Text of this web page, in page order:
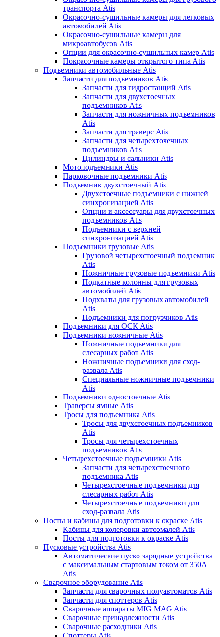
транспорта Atis
Окрасочно-сушильные камеры для легковых
автомобилей Atis
Окрасочно-сушильные камеры для
микроавтобусов Atis
Опции для окрасочно-сушильных камер Atis
Покрасочные камеры открытого типа Atis
Подъемники автомобильные Atis
Запчасти для подъемников Atis
Запчасти для гидростанций Atis
Запчасти для двухстоечных
подъемников Atis
Запчасти для ножничных подъемников
Atis
Запчасти для траверс Atis
Запчасти для четырехточечных
подъемников Atis
Цилиндры и сальники Atis
Мотоподъемники Atis
Парковочные подъемники Atis
Подъемник двухстоечный Atis
Двухстоечные подъемники с нижней
синхронизацией Atis
Опции и аксессуары для двухстоечных
подъемников Atis
Подъемники с верхней
синхронизацией Atis
Подъемники грузовые Atis
Грузовой четырехстоечный подъемник
Atis
Ножничные грузовые подъемники Atis
Подкатные колонны для грузовых
автомобилей Atis
Подхваты для грузовых автомобилей
Atis
Подъемники для погрузчиков Atis
Подъемники для ОСК Atis
Подъемники ножничные Atis
Ножничные подъемники для
слесарных работ Atis
Ножничные подъемники для сход-
развала Atis
Специальные ножничные подъемники
Atis
Подъемники одностоечные Atis
Траверсы ямные Atis
Тросы для подъемника Atis
Тросы для двухстоечных подъемников
Atis
Тросы для четырехстоечных
подъемников Atis
Четырехстоечные подъемники Atis
Запчасти для четырехстоечного
подъемника Atis
Четырехстоечные подъемники для
слесарных работ Atis
Четырехстоечные подъемники для
сход-развала Atis
Посты и кабины для подготовки к окраске Atis
Кабины для колеровки автоэмалей Atis
Посты для подготовки к окраске Atis
Пусковые устройства Atis
Автоматические пуско-зарядные устройства
с максимальным стартовым током от 350А
Atis
Сварочное оборудование Atis
Запчасти для сварочных полуавтоматов Atis
Запчасти для споттеров Atis
Сварочные аппараты MIG MAG Atis
Сварочные принадлежности Atis
Сварочные расходники Atis
Споттеры Atis